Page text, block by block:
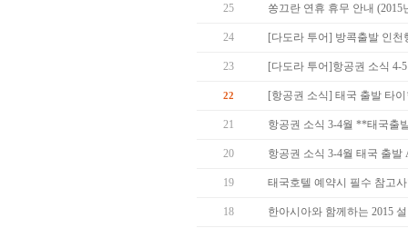
25 쏭끄란 연휴 휴무 안내 (2015
24 [다도라 투어] 방콕출발 인
23 [다도라 투어]항공권 소식
22 [항공권 소식] 태국 출발 타
21 항공권 소식 3-4월 **태국출
20 항공권 소식 3-4월 태국 출발
19 태국호텔 예약시 필수 참고
18 한아시아와 함께하는 2015